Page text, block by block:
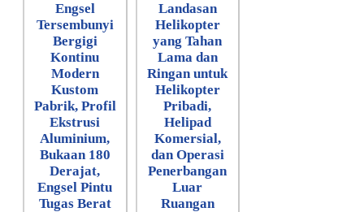
Engsel
Tersembunyi
Bergigi
Kontinu
Modern
Kustom
Pabrik, Profil
Ekstrusi
Aluminium,
Bukaan 180
Derajat,
Engsel Pintu
Tugas Berat
Landasan
Helikopter
yang Tahan
Lama dan
Ringan untuk
Helikopter
Pribadi,
Helipad
Komersial,
dan Operasi
Penerbangan
Luar
Ruangan